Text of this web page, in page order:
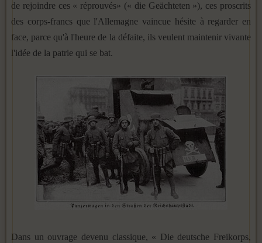
de rejoindre ces « réprouvés» (« die Geächteten »), ces proscrits
des corps-francs que l'Allemagne vaincue hésite à regarder en
face, parce qu'à l'heure de la défaite, ils veulent maintenir vivante
l'idée de la patrie qui se bat.
Dans un ouvrage devenu classique, « Die deutsche Freikorps,